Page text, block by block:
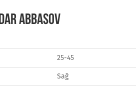
ABBASOV
25-45
Sağ